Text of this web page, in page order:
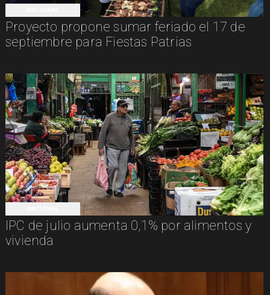
Proyecto propone sumar feriado el 17 de
septiembre para Fiestas Patrias
IPC de julio aumenta 0,1% por alimentos y
vivienda